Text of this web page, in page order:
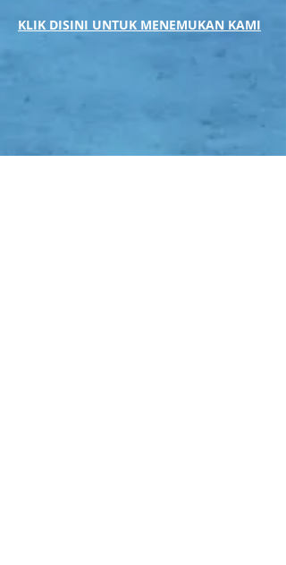
KLIK DISINI UNTUK MENEMUKAN KAMI